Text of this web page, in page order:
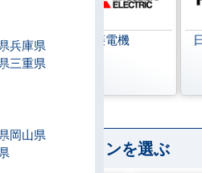
ヤリア
キヤリ
三菱電機
業務用エアコンを選ぶ
兵庫県
三重県
岡山県